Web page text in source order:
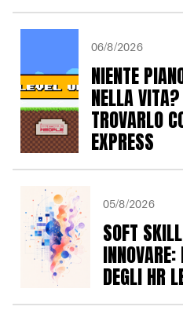
06/8/2026
NIENTE
NELLA
TROVARLO
EXPRESS
05/8/2026
SOFT
DEGLI HR